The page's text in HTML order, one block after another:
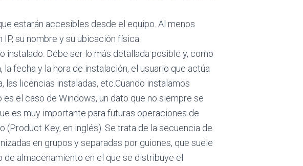
estarán accesibles desde el equipo. Al menos
su nombre y su ubicación física.
Debe ser lo más detallada posible y, como
fecha y la hora de instalación, el usuario que actúa
las licencias instaladas, etc.Cuando instalamos
el caso de Windows, un dato que no siempre se
es muy importante para futuras operaciones de
(Product Key, en inglés). Se trata de la secuencia de
en grupos y separadas por guiones, que suele
almacenamiento en el que se distribuye el